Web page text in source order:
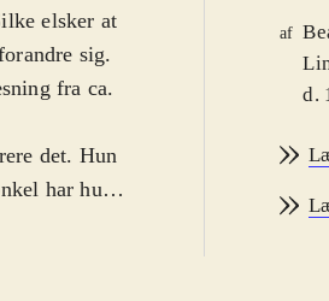
elsker at
sig.
fra ca.
det. Hun
har hun
at
af
d.